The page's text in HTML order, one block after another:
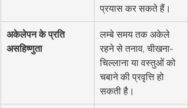
प्रयास कर सकते हैं।
अकेलेपन के प्रति
असहिष्णुता
लम्बे समय तक अकेले
रहने से तनाव, चीखना-
चिल्लाना या वस्तुओं को
चबाने की प्रवृत्ति हो
सकती है।